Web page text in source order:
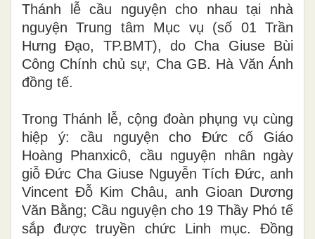
Thánh lễ cầu nguyện cho nhau tại nhà
nguyện Trung tâm Mục vụ (số 01 Trần
Hưng Đạo, TP.BMT), do Cha Giuse Bùi
Công Chính chủ sự, Cha GB. Hà Văn Ánh
đồng tế.
Trong Thánh lễ, cộng đoàn phụng vụ cùng
hiệp ý: cầu nguyện cho Đức cố Giáo
Hoàng Phanxicô, cầu nguyện nhân ngày
giỗ Đức Cha Giuse Nguyễn Tích Đức, anh
Vincent Đỗ Kim Châu, anh Gioan Dương
Văn Bằng; Cầu nguyện cho 19 Thầy Phó tế
sắp được truyền chức Linh mục. Đồng